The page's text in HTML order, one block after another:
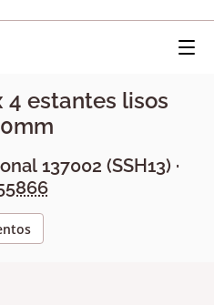
4 estantes lisos
137002 (SSH13) ·